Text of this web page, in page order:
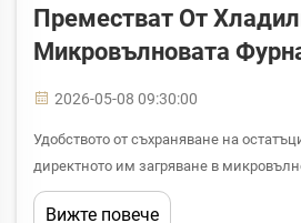
Преместват От
Микровълновата
2026-05-08 09:30:00
Удобството от съхраняване на
директното им загряване в
стандартна практика в съвременното
Въпреки това загрижеността относно
Вижте повече